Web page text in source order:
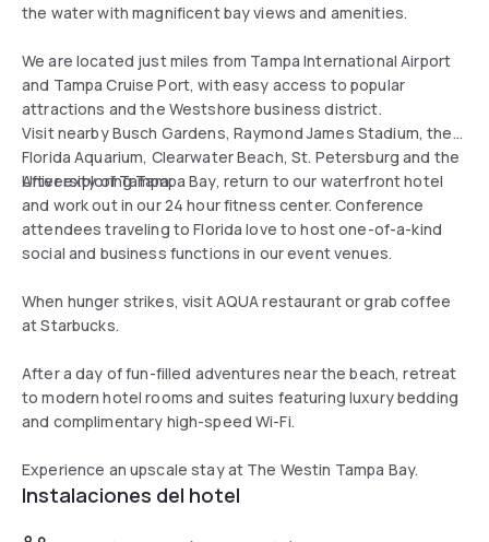
the water with magnificent bay views and amenities.
We are located just miles from Tampa International Airport
and Tampa Cruise Port, with easy access to popular
attractions and the Westshore business district.
Visit nearby Busch Gardens, Raymond James Stadium, the
Florida Aquarium, Clearwater Beach, St. Petersburg and the
University of Tampa.
After exploring Tampa Bay, return to our waterfront hotel
and work out in our 24 hour fitness center. Conference
attendees traveling to Florida love to host one-of-a-kind
social and business functions in our event venues.
When hunger strikes, visit AQUA restaurant or grab coffee
at Starbucks.
After a day of fun-filled adventures near the beach, retreat
to modern hotel rooms and suites featuring luxury bedding
and complimentary high-speed Wi-Fi.
Experience an upscale stay at The Westin Tampa Bay.
Instalaciones del hotel